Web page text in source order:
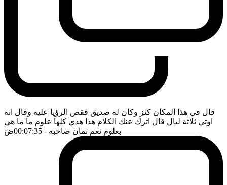
قال في هذا المكان كنز وكان له صديق فقص الرؤيا عليه وقال انه
اوتي ثلاثة ليال قال اترك عنك الكلام هذا هذي كلها علوم ما ما هي
بعلوم نعم ثمان صاحبه - 00:07:35 ضَ